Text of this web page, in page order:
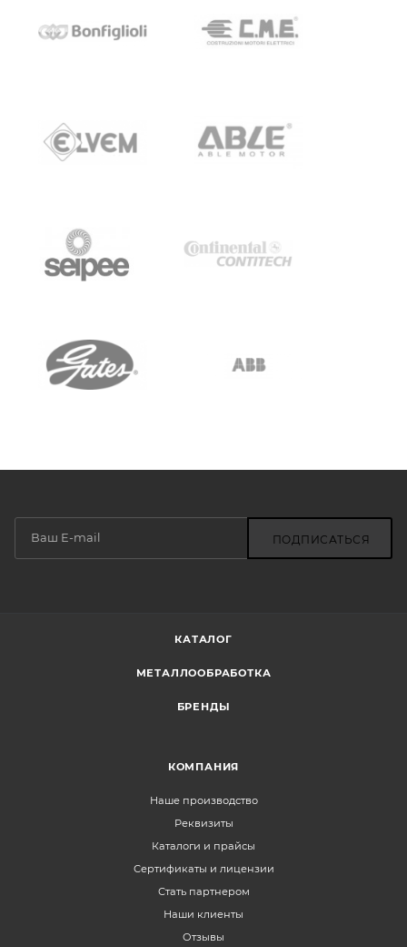
ПОДПИСАТЬСЯ
КАТАЛОГ
МЕТАЛЛООБРАБОТКА
БРЕНДЫ
КОМПАНИЯ
Наше производство
Реквизиты
Каталоги и прайсы
Сертификаты и лицензии
Стать партнером
Наши клиенты
Отзывы